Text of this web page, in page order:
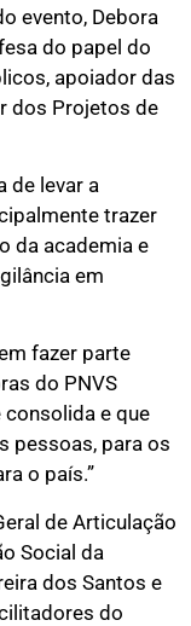
evento, Debora
do papel do
apoiador das
dos Projetos de
de levar a
trazer
da academia e
em
fazer parte
do PNVS
consolida e que
pessoas, para os
o país.”
de Articulação
Social da
dos Santos e
do